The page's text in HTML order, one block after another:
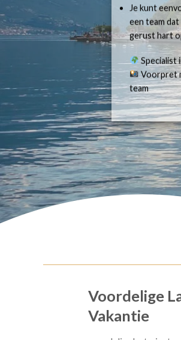
Je kunt
een team
gerust hart
Specialist
Voorpret
team
Voordelige
Vakantie